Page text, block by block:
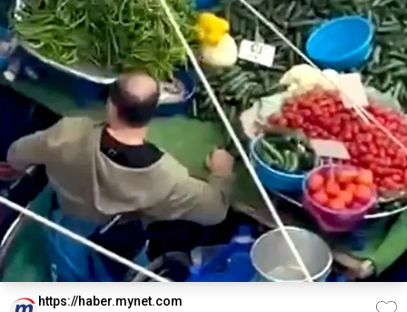
https://haber.mynet.com